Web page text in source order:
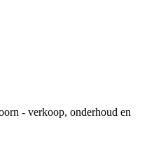
- verkoop, onderhoud en